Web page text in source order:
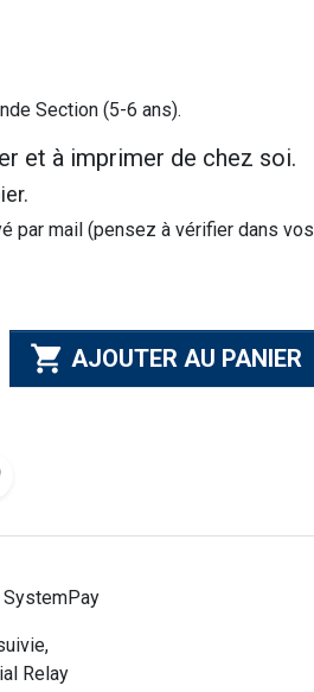
Section (5-6 ans).
et à imprimer de chez soi.
par mail (pensez à vérifier dans vos
 AJOUTER AU PANIER
SystemPay
Relay